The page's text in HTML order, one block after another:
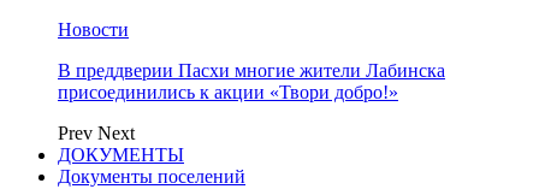
Новости
В преддверии Пасхи многие жители Лабинска
присоединились к акции «Твори добро!»
Prev Next
ДОКУМЕНТЫ
Документы поселений